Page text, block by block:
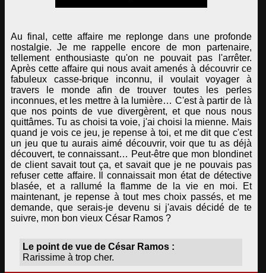
Au final, cette affaire me replonge dans une profonde
nostalgie. Je me rappelle encore de mon partenaire,
tellement enthousiaste qu'on ne pouvait pas l'arrêter.
Après cette affaire qui nous avait amenés à découvrir ce
fabuleux casse-brique inconnu, il voulait voyager à
travers le monde afin de trouver toutes les perles
inconnues, et les mettre à la lumière… C'est à partir de là
que nos points de vue divergèrent, et que nous nous
quittâmes. Tu as choisi ta voie, j'ai choisi la mienne. Mais
quand je vois ce jeu, je repense à toi, et me dit que c'est
un jeu que tu aurais aimé découvrir, voir que tu as déjà
découvert, te connaissant… Peut-être que mon blondinet
de client savait tout ça, et savait que je ne pouvais pas
refuser cette affaire. Il connaissait mon état de détective
blasée, et a rallumé la flamme de la vie en moi. Et
maintenant, je repense à tout mes choix passés, et me
demande, que serais-je devenu si j'avais décidé de te
suivre, mon bon vieux César Ramos ?
Le point de vue de César Ramos :
Rarissime à trop cher.